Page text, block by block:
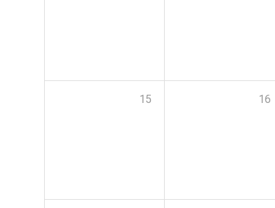
15 16